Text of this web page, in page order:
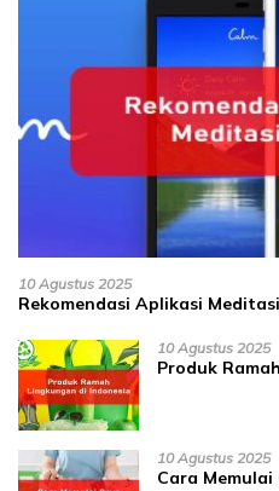
10 Agustus 2025
Rekomendasi Aplikasi
10 Agustus 2025
Produk
10 Agustus 2025
Cara